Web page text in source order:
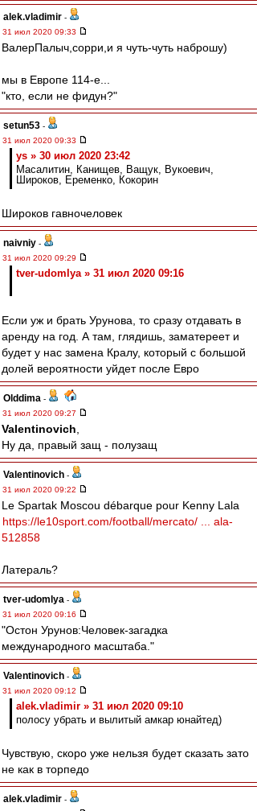
alek.vladimir -
31 июл 2020 09:33
ВалерПалыч,сорри,и я чуть-чуть наброшу)
мы в Европе 114-е...
"кто, если не фидун?"
setun53 -
31 июл 2020 09:33
ys » 30 июл 2020 23:42
Масалитин, Канищев, Ващук, Вукоевич,
Широков, Еременко, Кокорин
Широков гавночеловек
naivniy -
31 июл 2020 09:29
tver-udomlya » 31 июл 2020 09:16
Если уж и брать Урунова, то сразу отдавать в
аренду на год. А там, глядишь, заматереет и
будет у нас замена Кралу, который с большой
долей вероятности уйдет после Евро
Olddima -
31 июл 2020 09:27
Valentinovich
Ну да, правый защ - полузащ
Valentinovich -
31 июл 2020 09:22
Le Spartak Moscou débarque pour Kenny Lala
https://le10sport.com/football/mercato/ ... ala-
512858
Латераль?
tver-udomlya -
31 июл 2020 09:16
"Остон Урунов:Человек-загадка
международного масштаба."
Valentinovich -
31 июл 2020 09:12
alek.vladimir » 31 июл 2020 09:10
полосу убрать и вылитый амкар юнайтед)
Чувствую, скоро уже нельзя будет сказать зато
не как в торпедо
alek.vladimir -